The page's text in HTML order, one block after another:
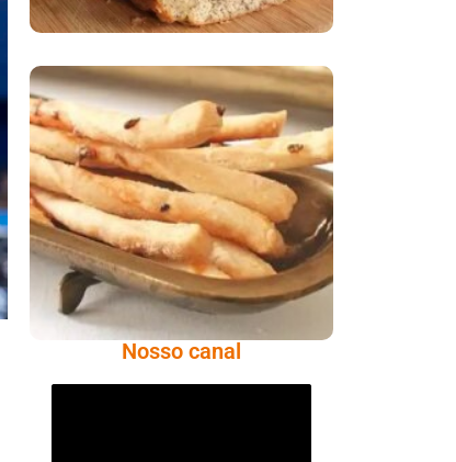
Comer Bem:
Palitinhos De Cebola
E Salsa
Nosso canal